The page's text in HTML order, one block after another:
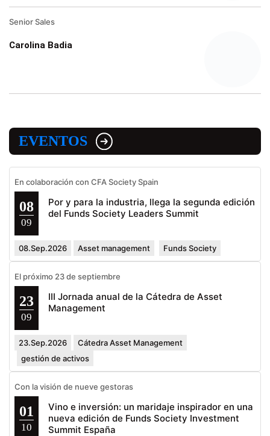
Senior Sales
Carolina Badia
EVENTOS
En colaboración con CFA Society Spain
08
09
Por y para la industria, llega la segunda edición
del Funds Society Leaders Summit
08.Sep.2026 Asset management Funds Society
El próximo 23 de septiembre
23
09
III Jornada anual de la Cátedra de Asset
Management
23.Sep.2026
Cátedra Asset Management
gestión de activos
Con la visión de nueve gestoras
01
10
Vino e inversión: un maridaje inspirador en una
nueva edición de Funds Society Investment
Summit España